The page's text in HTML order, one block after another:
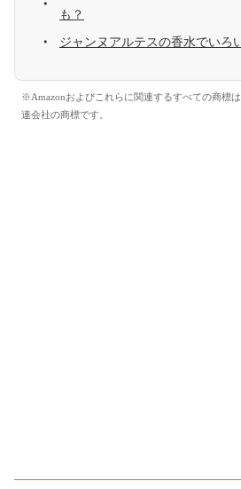
も？
ジャンヌアルテスの香水でいろ
※Amazonおよびこれらに関連するすべての商標
連会社の商標です。